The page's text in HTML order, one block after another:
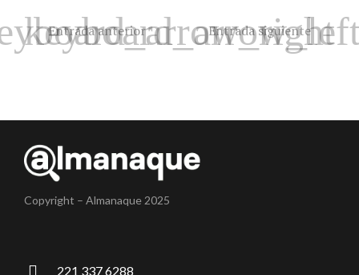
Entrada anterior Entrada siguiente
Copyright – Almanaque 2025
221 337 6288